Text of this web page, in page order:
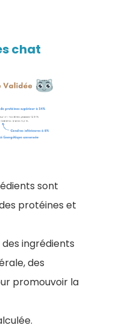
chat
sont
protéines et
ingrédients
des
promouvoir la